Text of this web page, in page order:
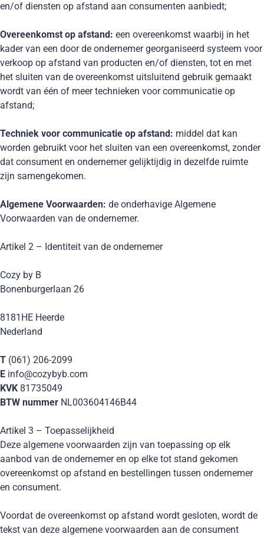
en/of diensten op afstand aan consumenten aanbiedt;
Overeenkomst op afstand: een overeenkomst waarbij in het
kader van een door de ondernemer georganiseerd systeem voor
verkoop op afstand van producten en/of diensten, tot en met
het sluiten van de overeenkomst uitsluitend gebruik gemaakt
wordt van één of meer technieken voor communicatie op
afstand;
Techniek voor communicatie op afstand: middel dat kan
worden gebruikt voor het sluiten van een overeenkomst, zonder
dat consument en ondernemer gelijktijdig in dezelfde ruimte
zijn samengekomen.
Algemene Voorwaarden: de onderhavige Algemene
Voorwaarden van de ondernemer.
Artikel 2 – Identiteit van de ondernemer
Cozy by B
Bonenburgerlaan 26
8181HE Heerde
Nederland
T (061) 206-2099
E info@cozybyb.com
KVK 81735049
BTW nummer NL003604146B44
Artikel 3 – Toepasselijkheid
Deze algemene voorwaarden zijn van toepassing op elk
aanbod van de ondernemer en op elke tot stand gekomen
overeenkomst op afstand en bestellingen tussen ondernemer
en consument.
Voordat de overeenkomst op afstand wordt gesloten, wordt de
tekst van deze algemene voorwaarden aan de consument